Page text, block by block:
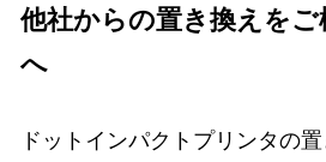
他社からの置き換えをご
へ
ドットインパクトプリンタの